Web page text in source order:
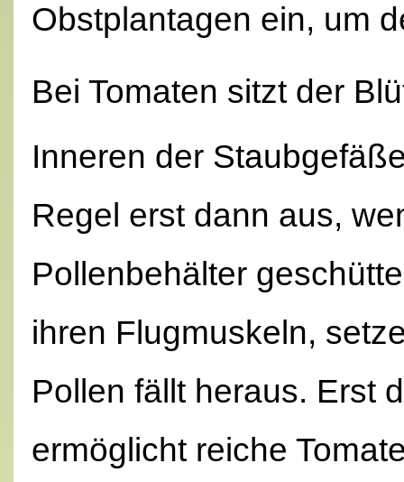
Obstplantagen ein, um
Bei Tomaten sitzt der
Inneren der
Regel erst dann aus,
Pollenbehälter
ihren Flugmuskeln,
Pollen fällt heraus. Erst
ermöglicht reiche